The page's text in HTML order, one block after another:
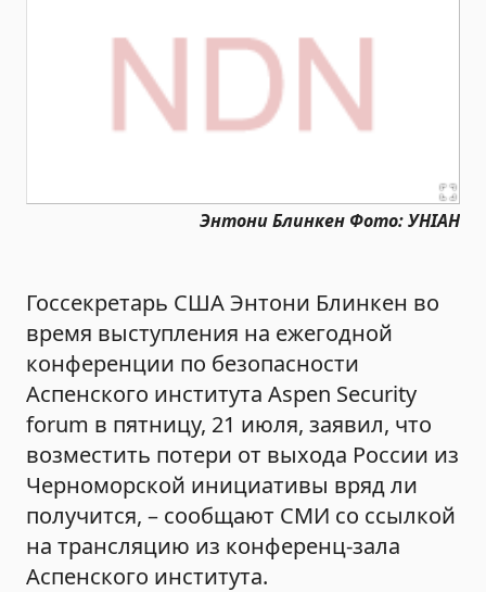
Энтони Блинкен Фото: УНIАН
Госсекретарь США Энтони Блинкен во
время выступления на ежегодной
конференции по безопасности
Аспенского института Aspen Security
forum в пятницу, 21 июля, заявил, что
возместить потери от выхода России из
Черноморской инициативы вряд ли
получится, – сообщают СМИ со ссылкой
на трансляцию из конференц-зала
Аспенского института.